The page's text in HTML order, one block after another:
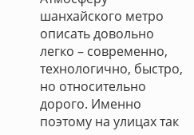
шанхайского метро
описать довольно
легко – современно,
технологично, быстро,
но относительно
дорого. Именно
поэтому на улицах так